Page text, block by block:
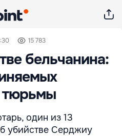
15 783
бельчанина:
тюрьмы
один из 13
убийстве Серджиу